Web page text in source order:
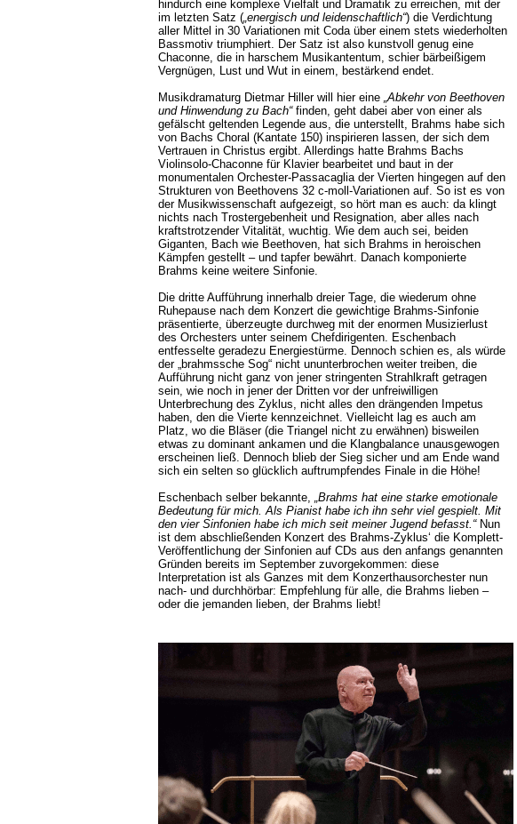
hindurch eine komplexe Vielfalt und Dramatik zu erreichen, mit der
im letzten Satz („energisch und leidenschaftlich“) die Verdichtung
aller Mittel in 30 Variationen mit Coda über einem stets wiederholten
Bassmotiv triumphiert. Der Satz ist also kunstvoll genug eine
Chaconne, die in harschem Musikantentum, schier bärbeißigem
Vergnügen, Lust und Wut in einem, bestärkend endet.
Musikdramaturg Dietmar Hiller will hier eine „Abkehr von Beethoven
und Hinwendung zu Bach“finden, geht dabei aber von einer als
gefälscht geltenden Legende aus, die unterstellt, Brahms habe sich
von Bachs Choral (Kantate 150) inspirieren lassen, der sich dem
Vertrauen in Christus ergibt. Allerdings hatte Brahms Bachs
Violinsolo-Chaconne für Klavier bearbeitet und baut in der
monumentalen Orchester-Passacaglia der Vierten hingegen auf den
Strukturen von Beethovens 32 c-moll-Variationen auf. So ist es von
der Musikwissenschaft aufgezeigt, so hört man es auch: da klingt
nichts nach Trostergebenheit und Resignation, aber alles nach
kraftstrotzender Vitalität, wuchtig. Wie dem auch sei, beiden
Giganten, Bach wie Beethoven, hat sich Brahms in heroischen
Kämpfen gestellt – und tapfer bewährt. Danach komponierte
Brahms keine weitere Sinfonie.
Die dritte Aufführung innerhalb dreier Tage, die wiederum ohne
Ruhepause nach dem Konzert die gewichtige Brahms-Sinfonie
präsentierte, überzeugte durchweg mit der enormen Musizierlust
des Orchesters unter seinem Chefdirigenten. Eschenbach
entfesselte geradezu Energiestürme. Dennoch schien es, als würde
der „brahmssche Sog“ nicht ununterbrochen weiter treiben, die
Aufführung nicht ganz von jener stringenten Strahlkraft getragen
sein, wie noch in jener der Dritten vor der unfreiwilligen
Unterbrechung des Zyklus, nicht alles den drängenden Impetus
haben, den die Vierte kennzeichnet. Vielleicht lag es auch am
Platz, wo die Bläser (die Triangel nicht zu erwähnen) bisweilen
etwas zu dominant ankamen und die Klangbalance unausgewogen
erscheinen ließ. Dennoch blieb der Sieg sicher und am Ende wand
sich ein selten so glücklich auftrumpfendes Finale in die Höhe!
Eschenbach selber bekannte, „Brahms hat eine starke emotionale
Bedeutung für mich. Als Pianist habe ich ihn sehr viel gespielt. Mit
den vier Sinfonien habe ich mich seit meiner Jugend befasst.“Nun
ist dem abschließenden Konzert des Brahms-Zyklus‘ die Komplett-
Veröffentlichung der Sinfonien auf CDs aus den anfangs genannten
Gründen bereits im September zuvorgekommen: diese
Interpretation ist als Ganzes mit dem Konzerthausorchester nun
nach- und durchhörbar: Empfehlung für alle, die Brahms lieben –
oder die jemanden lieben, der Brahms liebt!